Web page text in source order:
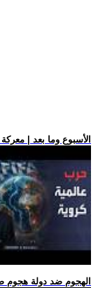
.. الأسبوع وما بعد |
.. الهجوم ضد دولة هجوم